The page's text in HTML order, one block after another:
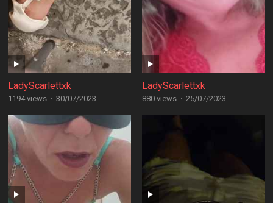
LadyScarlettxk
1194 views · 30/07/2023
LadyScarlettxk
880 views · 25/07/2023